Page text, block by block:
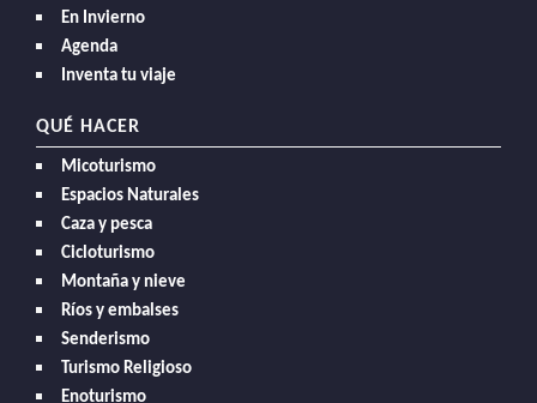
En Invierno
Agenda
Inventa tu viaje
QUÉ HACER
Micoturismo
Espacios Naturales
Caza y pesca
Cicloturismo
Montaña y nieve
Ríos y embalses
Senderismo
Turismo Religioso
Enoturismo